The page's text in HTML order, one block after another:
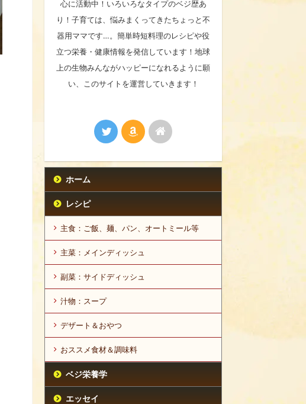
心に活動中！いろいろなタイプのベジ歴あ
り！子育ては、悩みまくってきたちょっと不
器用ママです…。簡単時短料理のレシピや役
立つ栄養・健康情報を発信しています！地球
上の生物みんながハッピーになれるように願
い、このサイトを運営していきます！
ホーム
レシピ
主食：ご飯、麺、パン、オートミール等
主菜：メインディッシュ
副菜：サイドディッシュ
汁物：スープ
デザート＆おやつ
おススメ食材＆調味料
ベジ栄養学
エッセイ